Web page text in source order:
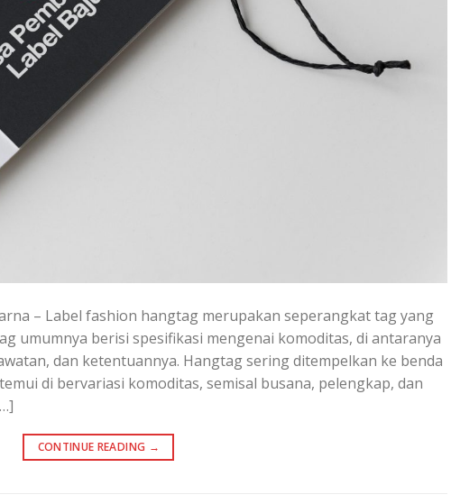
– Label fashion hangtag merupakan seperangkat tag yang
umumnya berisi spesifikasi mengenai komoditas, di antaranya
dan ketentuannya. Hangtag sering ditempelkan ke benda
di bervariasi komoditas, semisal busana, pelengkap, dan
CONTINUE READING →